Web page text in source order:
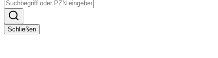
Schließen